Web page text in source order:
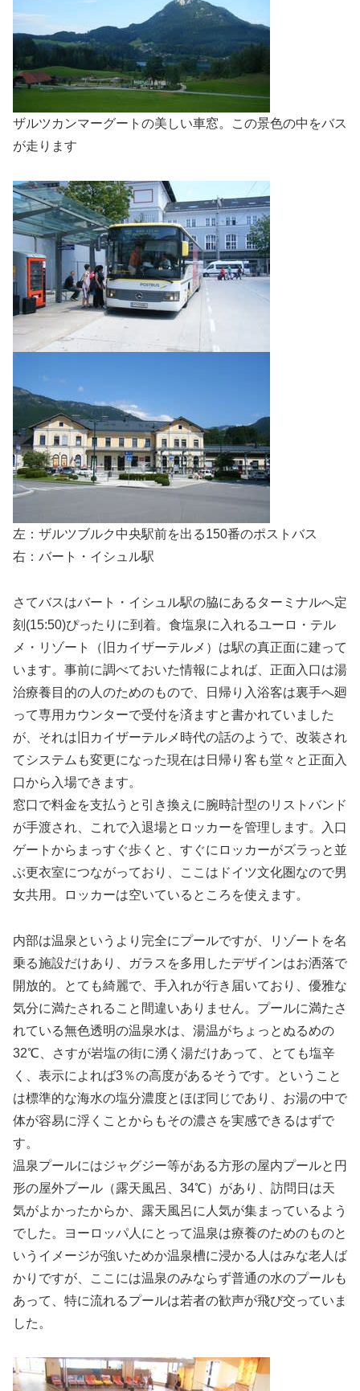
ザルツカンマーグートの美しい車窓。この景色の中をバス
が走ります
左：ザルツブルク中央駅前を出る150番のポストバス
右：バート・イシュル駅
さてバスはバート・イシュル駅の脇にあるターミナルへ定
刻(15:50)ぴったりに到着。食塩泉に入れるユーロ・テル
メ・リゾート（旧カイザーテルメ）は駅の真正面に建って
います。事前に調べておいた情報によれば、正面入口は湯
治療養目的の人のためのもので、日帰り入浴客は裏手へ廻
って専用カウンターで受付を済ますと書かれていました
が、それは旧カイザーテルメ時代の話のようで、改装され
てシステムも変更になった現在は日帰り客も堂々と正面入
口から入場できます。
窓口で料金を支払うと引き換えに腕時計型のリストバンド
が手渡され、これで入退場とロッカーを管理します。入口
ゲートからまっすぐ歩くと、すぐにロッカーがズラっと並
ぶ更衣室につながっており、ここはドイツ文化圏なので男
女共用。ロッカーは空いているところを使えます。
内部は温泉というより完全にプールですが、リゾートを名
乗る施設だけあり、ガラスを多用したデザインはお洒落で
開放的。とても綺麗で、手入れが行き届いており、優雅な
気分に満たされること間違いありません。プールに満たさ
れている無色透明の温泉水は、湯温がちょっとぬるめの
32℃、さすが岩塩の街に湧く湯だけあって、とても塩辛
く、表示によれば3％の高度があるそうです。ということ
は標準的な海水の塩分濃度とほぼ同じであり、お湯の中で
体が容易に浮くことからもその濃さを実感できるはずで
す。
温泉プールにはジャグジー等がある方形の屋内プールと円
形の屋外プール（露天風呂、34℃）があり、訪問日は天
気がよかったからか、露天風呂に人気が集まっているよう
でした。ヨーロッパ人にとって温泉は療養のためのものと
いうイメージが強いためか温泉槽に浸かる人はみな老人ば
かりですが、ここには温泉のみならず普通の水のプールも
あって、特に流れるプールは若者の歓声が飛び交っていま
した。